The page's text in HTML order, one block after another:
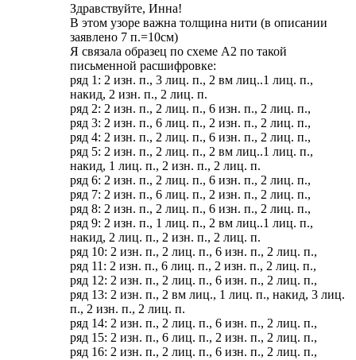
Здравствуйте, Инна!
В этом узоре важна толщина нити (в описании
заявлено 7 п.=10см)
Я связала образец по схеме А2 по такой
письменной расшифровке:
ряд 1: 2 изн. п., 3 лиц. п., 2 вм лиц..1 лиц. п.,
накид, 2 изн. п., 2 лиц. п.
ряд 2: 2 изн. п., 2 лиц. п., 6 изн. п., 2 лиц. п.,
ряд 3: 2 изн. п., 6 лиц. п., 2 изн. п., 2 лиц. п.,
ряд 4: 2 изн. п., 2 лиц. п., 6 изн. п., 2 лиц. п.,
ряд 5: 2 изн. п., 2 лиц. п., 2 вм лиц..1 лиц. п.,
накид, 1 лиц. п., 2 изн. п., 2 лиц. п.
ряд 6: 2 изн. п., 2 лиц. п., 6 изн. п., 2 лиц. п.,
ряд 7: 2 изн. п., 6 лиц. п., 2 изн. п., 2 лиц. п.,
ряд 8: 2 изн. п., 2 лиц. п., 6 изн. п., 2 лиц. п.,
ряд 9: 2 изн. п., 1 лиц. п., 2 вм лиц..1 лиц. п.,
накид, 2 лиц. п., 2 изн. п., 2 лиц. п.
ряд 10: 2 изн. п., 2 лиц. п., 6 изн. п., 2 лиц. п.,
ряд 11: 2 изн. п., 6 лиц. п., 2 изн. п., 2 лиц. п.,
ряд 12: 2 изн. п., 2 лиц. п., 6 изн. п., 2 лиц. п.,
ряд 13: 2 изн. п., 2 вм лиц., 1 лиц. п., накид, 3 лиц.
п., 2 изн. п., 2 лиц. п.
ряд 14: 2 изн. п., 2 лиц. п., 6 изн. п., 2 лиц. п.,
ряд 15: 2 изн. п., 6 лиц. п., 2 изн. п., 2 лиц. п.,
ряд 16: 2 изн. п., 2 лиц. п., 6 изн. п., 2 лиц. п.,